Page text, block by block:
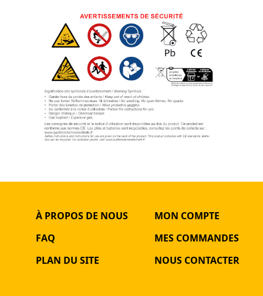
À PROPOS DE NOUS
FAQ
PLAN DU SITE
MON COMPTE
MES COMMANDES
NOUS CONTACTER